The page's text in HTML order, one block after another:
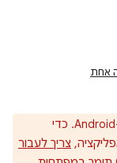
הוצאנו משימוש את לחיצה אחת ל-Android. כדי
צריך לעבור